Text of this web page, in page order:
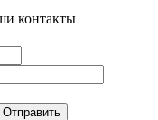
контакты